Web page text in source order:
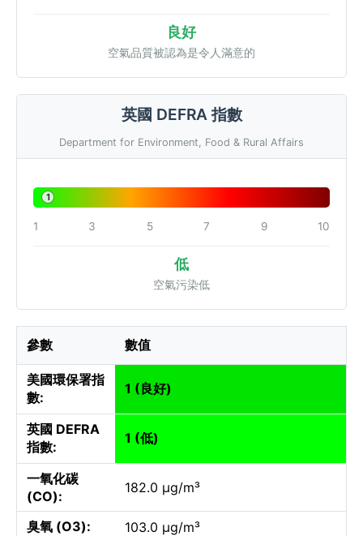
良好
空氣品質被認為是令人滿意的
英國 DEFRA 指數
Department for Environment, Food & Rural Affairs
1
1 3 5 7 9 10
低
空氣污染低
參數 數值
美國環保署指
數:
1 (良好)
英國 DEFRA
指數:
1 (低)
一氧化碳
(CO):
182.0 µg/m³
臭氧 (O3):
103.0 µg/m³